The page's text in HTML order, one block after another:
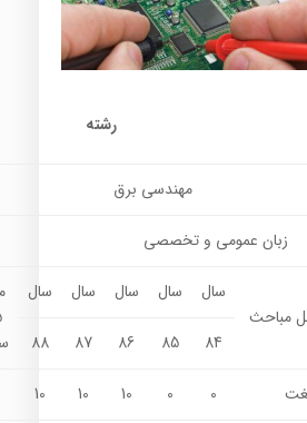
مهندسي برق
زبان عمومی و تخصصی
مباحث
سال سال سال سال سال
84
85
86
87
88
0
0
10
10
10